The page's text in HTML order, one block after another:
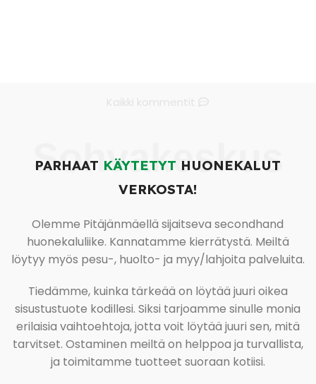
Sohvakeskus
PARHAAT KÄYTETYT HUONEKALUT
VERKOSTA!
Olemme Pitäjänmäellä sijaitseva secondhand
huonekaluliike. Kannatamme kierrätystä. Meiltä
löytyy myös pesu-, huolto- ja myy/lahjoita palveluita.
Tiedämme, kuinka tärkeää on löytää juuri oikea
sisustustuote kodillesi. Siksi tarjoamme sinulle monia
erilaisia vaihtoehtoja, jotta voit löytää juuri sen, mitä
tarvitset. Ostaminen meiltä on helppoa ja turvallista,
ja toimitamme tuotteet suoraan kotiisi.